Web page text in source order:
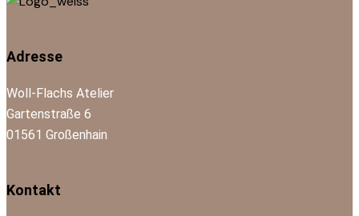
Adresse
Woll-Flachs Atelier
Gartenstraße 6
01561 Großenhain
1
empty
Kontakt